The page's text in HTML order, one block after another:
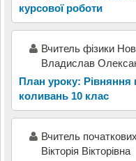
курсової роботи
Вчитель фізики
Владислав
План уроку: Рівняння
коливань 10 клас
Вчитель
Вікторія Вікторівна